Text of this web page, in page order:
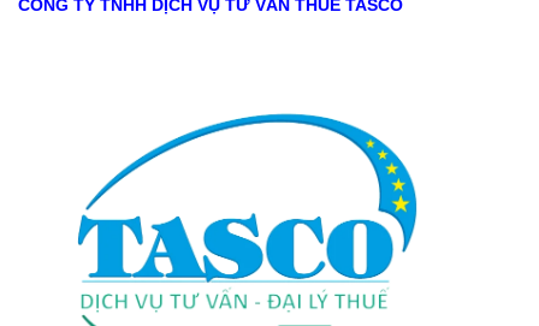
CÔNG TY TNHH DỊCH VỤ TƯ VẤN THUẾ TASCO